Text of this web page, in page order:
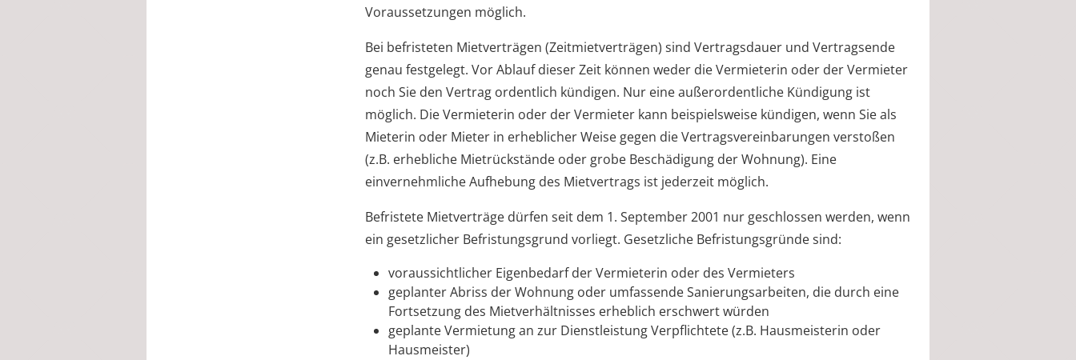
Voraussetzungen möglich.
Bei befristeten Mietverträgen (Zeitmietverträgen) sind Vertragsdauer und Vertragsende
genau festgelegt. Vor Ablauf dieser Zeit können weder die Vermieterin oder der Vermieter
noch Sie den Vertrag ordentlich kündigen. Nur eine außerordentliche Kündigung ist
möglich. Die Vermieterin oder der Vermieter kann beispielsweise kündigen, wenn Sie als
Mieterin oder Mieter in erheblicher Weise gegen die Vertragsvereinbarungen verstoßen
(z.B. erhebliche Mietrückstände oder grobe Beschädigung der Wohnung). Eine
einvernehmliche Aufhebung des Mietvertrags ist jederzeit möglich.
Befristete Mietverträge dürfen seit dem 1. September 2001 nur geschlossen werden, wenn
ein gesetzlicher Befristungsgrund vorliegt. Gesetzliche Befristungsgründe sind:
voraussichtlicher Eigenbedarf der Vermieterin oder des Vermieters
geplanter Abriss der Wohnung oder umfassende Sanierungsarbeiten, die durch eine
Fortsetzung des Mietverhältnisses erheblich erschwert würden
geplante Vermietung an zur Dienstleistung Verpflichtete (z.B. Hausmeisterin oder
Hausmeister)